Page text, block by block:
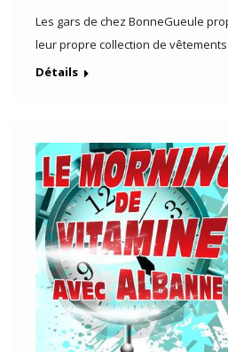
Les gars de chez BonneGueule
leur propre collection de vêtements
Détails